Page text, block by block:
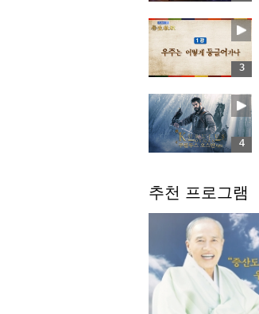
3
4
추천 프로그램